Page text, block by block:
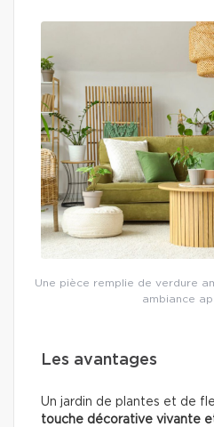
Une pièce remplie de verdure
ambiance
Les avantages
Un jardin de plantes et de
touche décorative vivante